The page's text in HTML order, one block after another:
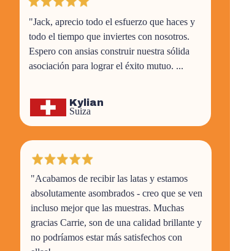
"Jack, aprecio todo el esfuerzo que haces y
todo el tiempo que inviertes con nosotros.
Espero con ansias construir nuestra sólida
asociación para lograr el éxito mutuo. ...
"Acabamos de recibir las latas y estamos
absolutamente asombrados - creo que se ven
incluso mejor que las muestras. Muchas
gracias Carrie, son de una calidad brillante y
no podríamos estar más satisfechos con
Kylian
Suiza